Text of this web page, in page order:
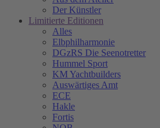
Der Künstler
Limitierte Editionen
Alles
Elbphilharmonie
DGzRS Die Seenotretter
Hummel Sport
KM Yachtbuilders
Auswärtiges Amt
ECE
Hakle
Fortis